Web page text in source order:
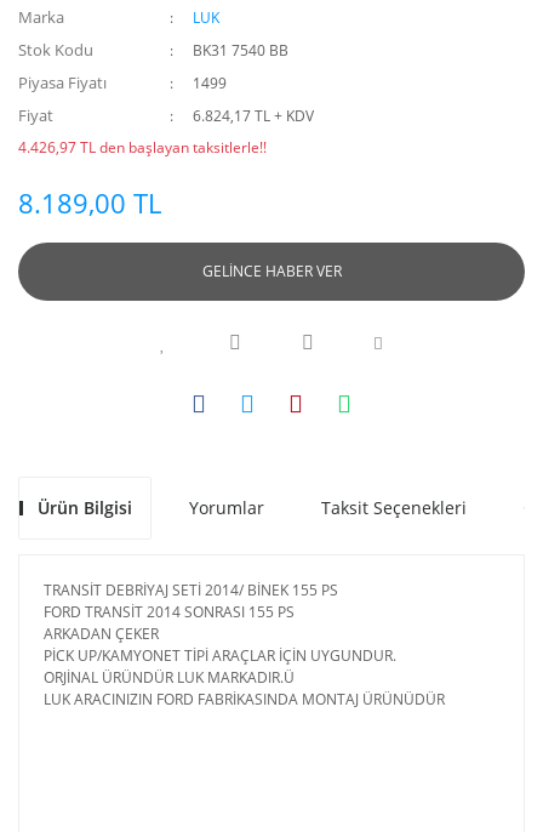
Marka LUK
Stok Kodu BK31 7540 BB
Piyasa Fiyatı 1499
Fiyat
6.824,17 TL + KDV
4.426,97 TL den başlayan taksitlerle!!
8.189,00 TL
GELİNCE HABER VER
Ürün Bilgisi Yorumlar Taksit Seçenekleri
TRANSİT DEBRİYAJ SETİ 2014/ BİNEK 155 PS
FORD TRANSİT 2014 SONRASI 155 PS
ARKADAN ÇEKER
PİCK UP/KAMYONET TİPİ ARAÇLAR İÇİN UYGUNDUR.
ORJİNAL ÜRÜNDÜR LUK MARKADIR.Ü
LUK ARACINIZIN FORD FABRİKASINDA MONTAJ ÜRÜNÜDÜR